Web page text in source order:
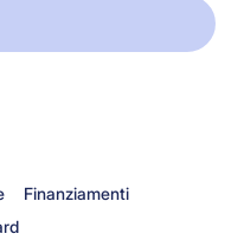
Finanziamenti